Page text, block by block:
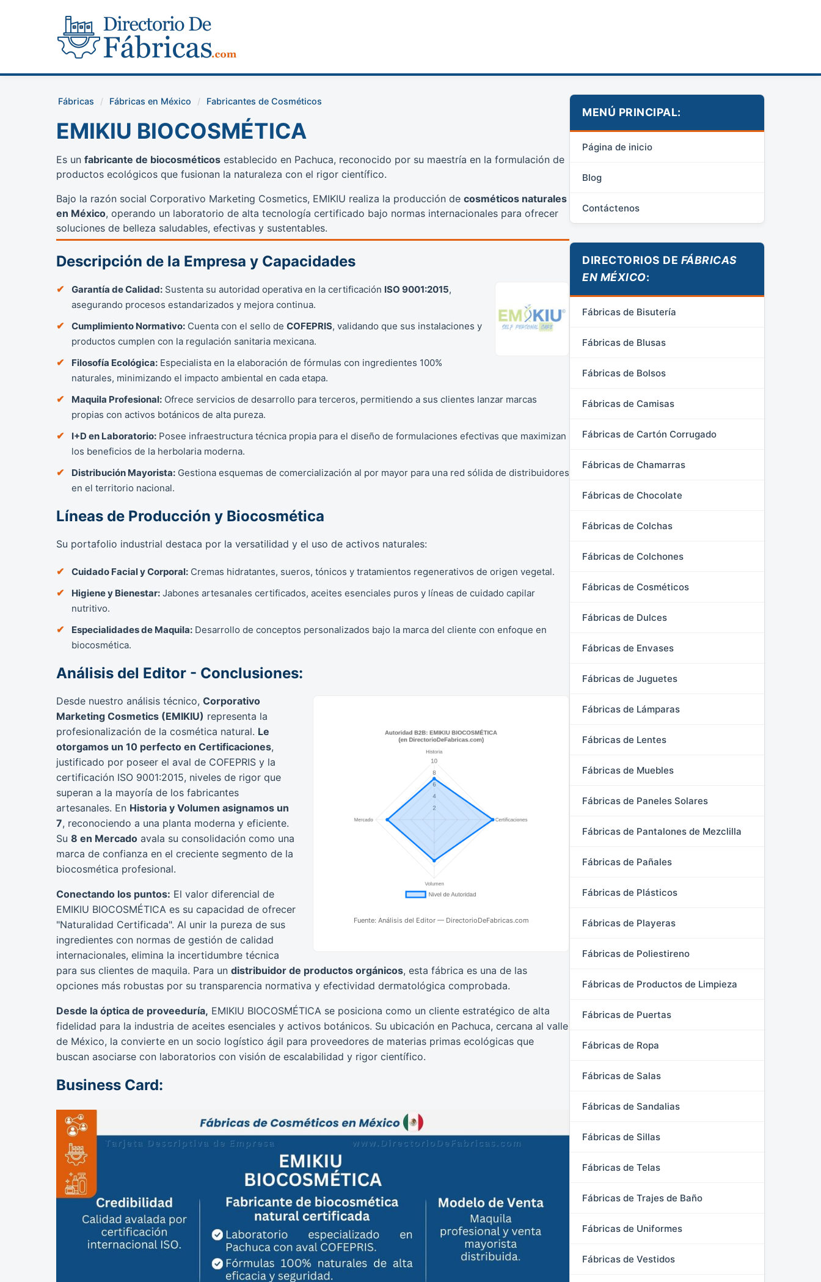
Fábricas Fábricas en México Fabricantes de Cosméticos
EMIKIU BIOCOSMÉTICA
Es un fabricante de biocosméticos establecido en Pachuca, reconocido por su maestría en la formulación de
productos ecológicos que fusionan la naturaleza con el rigor científico.
Bajo la razón social Corporativo Marketing Cosmetics, EMIKIU realiza la producción de cosméticos naturales
en México, operando un laboratorio de alta tecnología certificado bajo normas internacionales para ofrecer
soluciones de belleza saludables, efectivas y sustentables.
Descripción de la Empresa y Capacidades
Garantía de Calidad: Sustenta su autoridad operativa en la certificación ISO 9001:2015,
asegurando procesos estandarizados y mejora continua.
Cumplimiento Normativo: Cuenta con el sello de COFEPRIS, validando que sus instalaciones y
productos cumplen con la regulación sanitaria mexicana.
Filosofía Ecológica: Especialista en la elaboración de fórmulas con ingredientes 100%
naturales, minimizando el impacto ambiental en cada etapa.
Maquila Profesional: Ofrece servicios de desarrollo para terceros, permitiendo a sus clientes lanzar marcas
propias con activos botánicos de alta pureza.
I+D en Laboratorio: Posee infraestructura técnica propia para el diseño de formulaciones efectivas que maximizan
los beneficios de la herbolaria moderna.
Distribución Mayorista: Gestiona esquemas de comercialización al por mayor para una red sólida de distribuidores
en el territorio nacional.
Líneas de Producción y Biocosmética
Su portafolio industrial destaca por la versatilidad y el uso de activos naturales:
Cuidado Facial y Corporal: Cremas hidratantes, sueros, tónicos y tratamientos regenerativos de origen vegetal.
Higiene y Bienestar: Jabones artesanales certificados, aceites esenciales puros y líneas de cuidado capilar
nutritivo.
Especialidades de Maquila: Desarrollo de conceptos personalizados bajo la marca del cliente con enfoque en
biocosmética.
Análisis del Editor - Conclusiones:
Fuente: Análisis del Editor — DirectorioDeFabricas.com
Desde nuestro análisis técnico, Corporativo
Marketing Cosmetics (EMIKIU) representa la
profesionalización de la cosmética natural. Le
otorgamos un 10 perfecto en Certificaciones,
justificado por poseer el aval de COFEPRIS y la
certificación ISO 9001:2015, niveles de rigor que
superan a la mayoría de los fabricantes
artesanales. En Historia y Volumen asignamos un
7, reconociendo a una planta moderna y eficiente.
Su 8 en Mercado avala su consolidación como una
marca de confianza en el creciente segmento de la
biocosmética profesional.
Conectando los puntos: El valor diferencial de
EMIKIU BIOCOSMÉTICA es su capacidad de ofrecer
"Naturalidad Certificada". Al unir la pureza de sus
ingredientes con normas de gestión de calidad
internacionales, elimina la incertidumbre técnica
para sus clientes de maquila. Para un distribuidor de productos orgánicos, esta fábrica es una de las
opciones más robustas por su transparencia normativa y efectividad dermatológica comprobada.
Desde la óptica de proveeduría, EMIKIU BIOCOSMÉTICA se posiciona como un cliente estratégico de alta
fidelidad para la industria de aceites esenciales y activos botánicos. Su ubicación en Pachuca, cercana al valle
de México, la convierte en un socio logístico ágil para proveedores de materias primas ecológicas que
buscan asociarse con laboratorios con visión de escalabilidad y rigor científico.
Business Card:
MENÚ PRINCIPAL:
Página de inicio
Blog
Contáctenos
DIRECTORIOS DE FÁBRICAS
EN MÉXICO:
Fábricas de Bisutería
Fábricas de Blusas
Fábricas de Bolsos
Fábricas de Camisas
Fábricas de Cartón Corrugado
Fábricas de Chamarras
Fábricas de Chocolate
Fábricas de Colchas
Fábricas de Colchones
Fábricas de Cosméticos
Fábricas de Dulces
Fábricas de Envases
Fábricas de Juguetes
Fábricas de Lámparas
Fábricas de Lentes
Fábricas de Muebles
Fábricas de Paneles Solares
Fábricas de Pantalones de Mezclilla
Fábricas de Pañales
Fábricas de Plásticos
Fábricas de Playeras
Fábricas de Poliestireno
Fábricas de Productos de Limpieza
Fábricas de Puertas
Fábricas de Ropa
Fábricas de Salas
Fábricas de Sandalias
Fábricas de Sillas
Fábricas de Telas
Fábricas de Trajes de Baño
Fábricas de Uniformes
Fábricas de Vestidos